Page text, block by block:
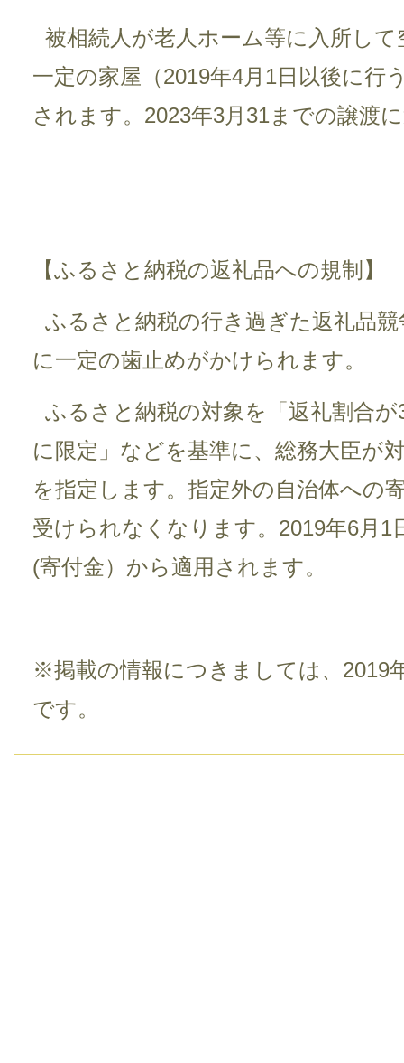
被相続人が老人ホーム等に入所し
一定の家屋（2019年4月1日以後に行
されます。2023年3月31までの譲渡
【ふるさと納税の返礼品への規制】
ふるさと納税の行き過ぎた返礼品
に一定の歯止めがかけられます。
ふるさと納税の対象を「返礼割合
に限定」などを基準に、総務大臣が
を指定します。指定外の自治体への
受けられなくなります。2019年6月1
(寄付金）から適用されます。
※掲載の情報につきましては、2019
です。